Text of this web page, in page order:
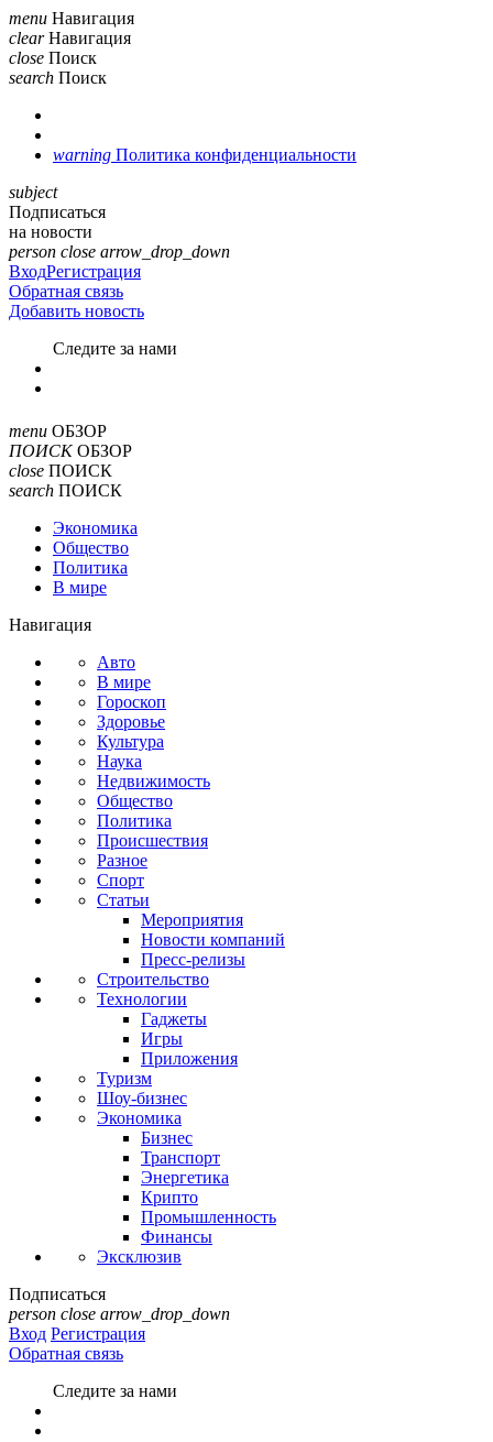
menu Навигация
clear Навигация
close Поиск
search Поиск
warning Политика конфиденциальности
subject
Подписаться
на новости
person close arrow_drop_down
ВходРегистрация
Обратная связь
Добавить новость
Cледите за нами
menu ОБЗОР
ПОИСК ОБЗОР
close ПОИСК
search ПОИСК
Экономика
Общество
Политика
В мире
Навигация
Авто
В мире
Гороскоп
Здоровье
Культура
Наука
Недвижимость
Общество
Политика
Происшествия
Разное
Спорт
Статьи
Мероприятия
Новости компаний
Пресс-релизы
Строительство
Технологии
Гаджеты
Игры
Приложения
Туризм
Шоу-бизнес
Экономика
Бизнес
Транспорт
Энергетика
Крипто
Промышленность
Финансы
Эксклюзив
Подписаться
person close arrow_drop_down
Вход Регистрация
Обратная связь
Следите за нами